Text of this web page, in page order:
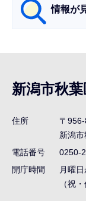
情報が
ナ
ビ
ゲ
シ
ョ
新潟市秋
住所
〒
新潟
電話番号
0250-
開庁時間
月曜
（祝